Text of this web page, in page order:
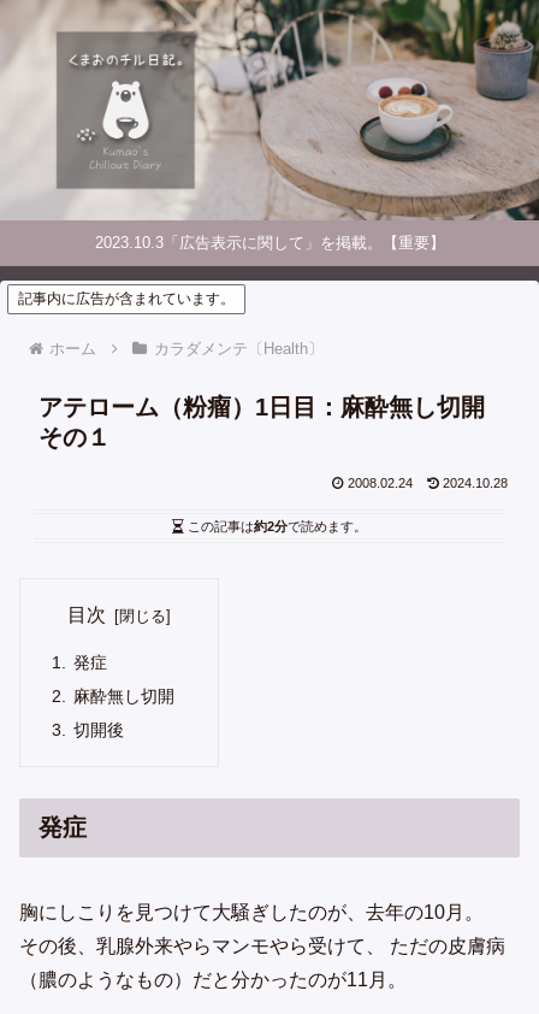
2023.10.3「広告表示に関して」を掲載。【重要】
記事内に広告が含まれています。
ホーム カラダメンテ〔Health〕
アテローム（粉瘤）1日目：麻酔無し切開
その１
2008.02.24 2024.10.28
この記事は約2分で読めます。
目次
発症
麻酔無し切開
切開後
発症
胸にしこりを見つけて大騒ぎしたのが、去年の10月。
その後、乳腺外来やらマンモやら受けて、 ただの皮膚病
（膿のようなもの）だと分かったのが11月。